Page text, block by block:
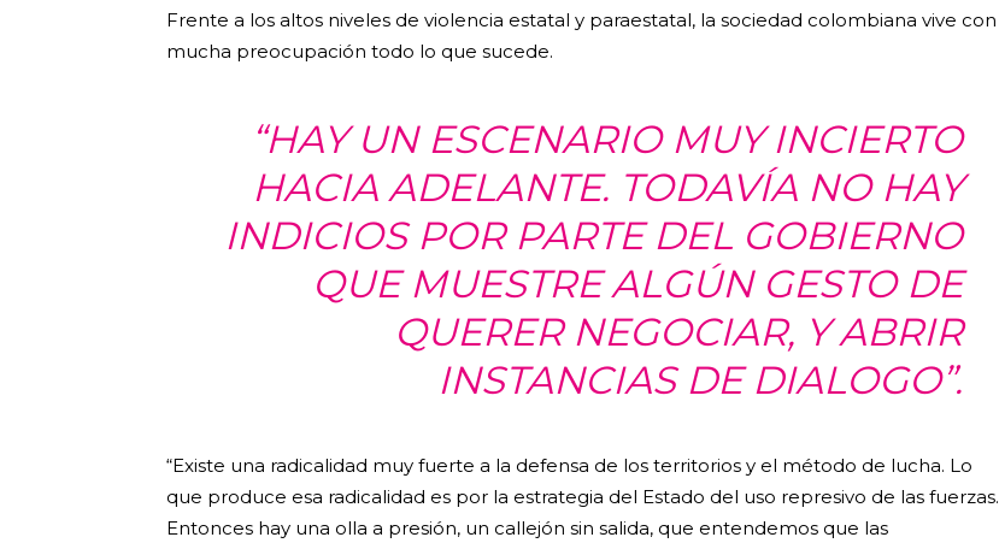
Frente a los altos niveles de violencia estatal y paraestatal, la sociedad colombiana vive con
mucha preocupación todo lo que sucede.
“HAY UN ESCENARIO MUY INCIERTO
HACIA ADELANTE. TODAVÍA NO HAY
INDICIOS POR PARTE DEL GOBIERNO
QUE MUESTRE ALGÚN GESTO DE
QUERER NEGOCIAR, Y ABRIR
INSTANCIAS DE DIALOGO”.
“Existe una radicalidad muy fuerte a la defensa de los territorios y el método de lucha. Lo
que produce esa radicalidad es por la estrategia del Estado del uso represivo de las fuerzas.
Entonces hay una olla a presión, un callejón sin salida, que entendemos que las